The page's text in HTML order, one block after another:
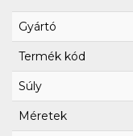
Gyártó
Termék kód
Súly
Méretek